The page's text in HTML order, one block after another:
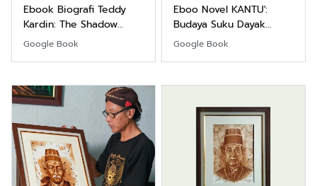
Ebook Biografi Teddy
Kardin: The Shadow
Khight |
Google Book
Eboo Novel KANTU':
Budaya Suku Dayak
Borneo
Google Book